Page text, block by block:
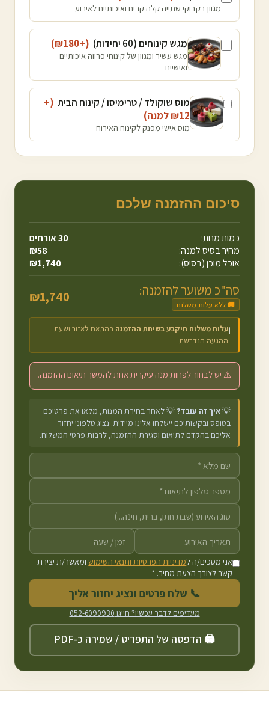
מגוון בקבוקי שתייה קלה קרים ואיכותיים לאירוע
מגש קינוחים (60 יחידות) (+₪
180
)
מגש עשיר ומגוון של קינוחי פרווה איכותיים
ואישיים
מוס שוקולד / טרימיסו / קינוח הבית (+
₪12 למנה)
מוס אישי מפנק לקינוח האירוח
סיכום ההזמנה שלכם
כמות מנות: 30אורחים
מחיר בסיס למנה:
₪58
אוכל מוכן (בסיס):
₪1,740
סה"כ משוער להזמנה:
🚚 ללא עלות משלוח ₪1,740
ℹ️עלות משלוח תיקבע בשיחת ההזמנה בהתאם לאזור ושעת
ההגעה הנדרשת.
⚠️ יש לבחור לפחות מנה עיקרית אחת להמשך תיאום ההזמנה.
💡איך זה עובד? 💡 לאחר בחירת המנות, מלאו את פרטיכם
בטופס ובקשותיכם יישלחו אלינו מיידית. נציג טלפוני יחזור
אליכם בהקדם לתיאום וסגירת ההזמנה, לרבות פרטי המשלוח.
אני מסכים/ה למדיניות הפרטיות ותנאי השימושומאשר/ת יצירת
קשר לצורך הצעת מחיר. *
📞 שלח פרטים ונציג יחזור אליך
מעדיפים לדבר עכשיו? חייגו 052-6090930
🖨️ הדפסה של התפריט / שמירה כ-PDF